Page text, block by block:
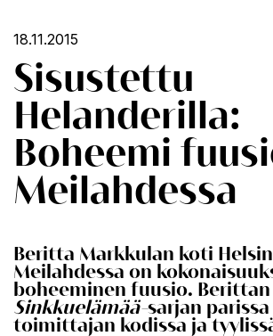
18.11.2015
Sisustettu
Helanderilla:
Boheemi
Meilahdessa
Beritta Markkulan koti
Meilahdessa on
boheeminen fuusio.
Sinkkuelämää-sarjan
toimittajan kodissa ja